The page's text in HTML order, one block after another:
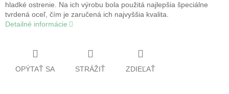
hladké ostrenie. Na ich výrobu bola použitá najlepšia špeciálne
tvrdená oceľ, čím je zaručená ich najvyššia kvalita.
Detailné informácie
OPÝTAŤ SA STRÁŽIŤ ZDIEĽAŤ